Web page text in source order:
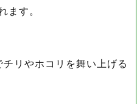
ます。
リやホコリを舞い上げる